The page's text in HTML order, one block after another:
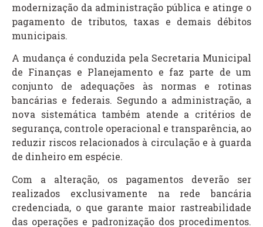
modernização da administração pública e atinge o
pagamento de tributos, taxas e demais débitos
municipais.
A mudança é conduzida pela Secretaria Municipal
de Finanças e Planejamento e faz parte de um
conjunto de adequações às normas e rotinas
bancárias e federais. Segundo a administração, a
nova sistemática também atende a critérios de
segurança, controle operacional e transparência, ao
reduzir riscos relacionados à circulação e à guarda
de dinheiro em espécie.
Com a alteração, os pagamentos deverão ser
realizados exclusivamente na rede bancária
credenciada, o que garante maior rastreabilidade
das operações e padronização dos procedimentos.